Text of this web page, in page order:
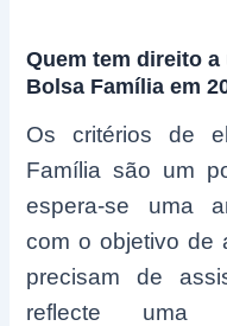
Quem tem direito
Bolsa Família em
Os critérios de
Família são um
espera-se uma
com o objetivo de
precisam de
reflecte uma